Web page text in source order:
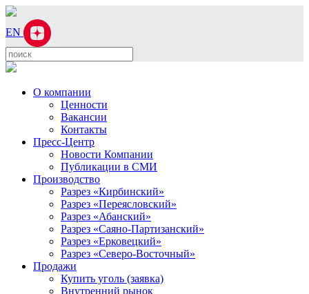
EN
О компании
Ценности
Вакансии
Контакты
Пресс-Центр
Новости Компании
Публикации в СМИ
Производство
Разрез «Кирбинский»
Разрез «Переясловский»
Разрез «Абанский»
Разрез «Саяно-Партизанский»
Разрез «Ерковецкий»
Разрез «Северо-Восточный»
Продажи
Купить уголь (заявка)
Внутренний рынок